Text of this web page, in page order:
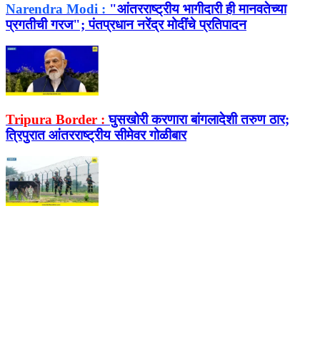
Narendra Modi : "आंतरराष्ट्रीय भागीदारी ही मानवतेच्या
प्रगतीची गरज"; पंतप्रधान नरेंद्र मोदींचे प्रतिपादन
Tripura Border : घुसखोरी करणारा बांगलादेशी तरुण ठार;
त्रिपुरात आंतरराष्ट्रीय सीमेवर गोळीबार